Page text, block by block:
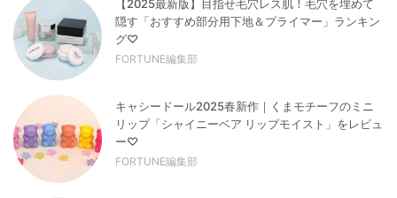
【2025最新版】目指せ毛穴レス肌！毛穴を埋めて
隠す「おすすめ部分用下地＆プライマー」ランキン
グ♡
FORTUNE編集部
キャシードール2025春新作｜くまモチーフのミニ
リップ「シャイニーベア リップモイスト」をレビュ
ー♡
FORTUNE編集部